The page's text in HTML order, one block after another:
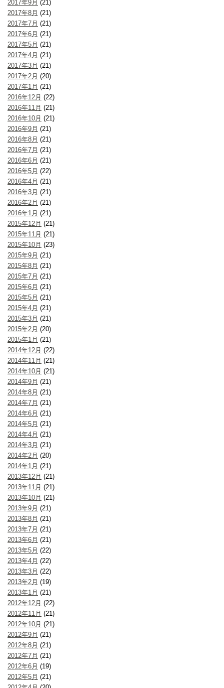
2017年9月 (21)
2017年8月 (21)
2017年7月 (21)
2017年6月 (21)
2017年5月 (21)
2017年4月 (21)
2017年3月 (21)
2017年2月 (20)
2017年1月 (21)
2016年12月 (22)
2016年11月 (21)
2016年10月 (21)
2016年9月 (21)
2016年8月 (21)
2016年7月 (21)
2016年6月 (21)
2016年5月 (22)
2016年4月 (21)
2016年3月 (21)
2016年2月 (21)
2016年1月 (21)
2015年12月 (21)
2015年11月 (21)
2015年10月 (23)
2015年9月 (21)
2015年8月 (21)
2015年7月 (21)
2015年6月 (21)
2015年5月 (21)
2015年4月 (21)
2015年3月 (21)
2015年2月 (20)
2015年1月 (21)
2014年12月 (22)
2014年11月 (21)
2014年10月 (21)
2014年9月 (21)
2014年8月 (21)
2014年7月 (21)
2014年6月 (21)
2014年5月 (21)
2014年4月 (21)
2014年3月 (21)
2014年2月 (20)
2014年1月 (21)
2013年12月 (21)
2013年11月 (21)
2013年10月 (21)
2013年9月 (21)
2013年8月 (21)
2013年7月 (21)
2013年6月 (21)
2013年5月 (22)
2013年4月 (22)
2013年3月 (22)
2013年2月 (19)
2013年1月 (21)
2012年12月 (22)
2012年11月 (21)
2012年10月 (21)
2012年9月 (21)
2012年8月 (21)
2012年7月 (21)
2012年6月 (19)
2012年5月 (21)